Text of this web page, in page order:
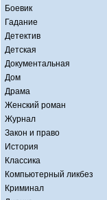
Боевик
Гадание
Детектив
Детская
Документальная
Дом
Драма
Женский роман
Журнал
Закон и право
История
Классика
Компьютерный ликбез
Криминал